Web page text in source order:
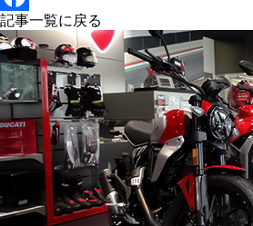
Facebook
記事一覧に戻る